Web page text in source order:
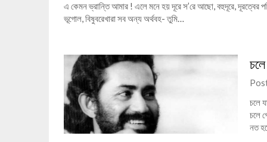
এ কেমন ভ্রান্তি আমার ! এলে মনে হয় দূরে স’রে আছো, বহুদূরে,
ভূগোল, বিষুবরেখারা সব অন্য অর্থবহ- তুমি…
চলে
চলে
নত